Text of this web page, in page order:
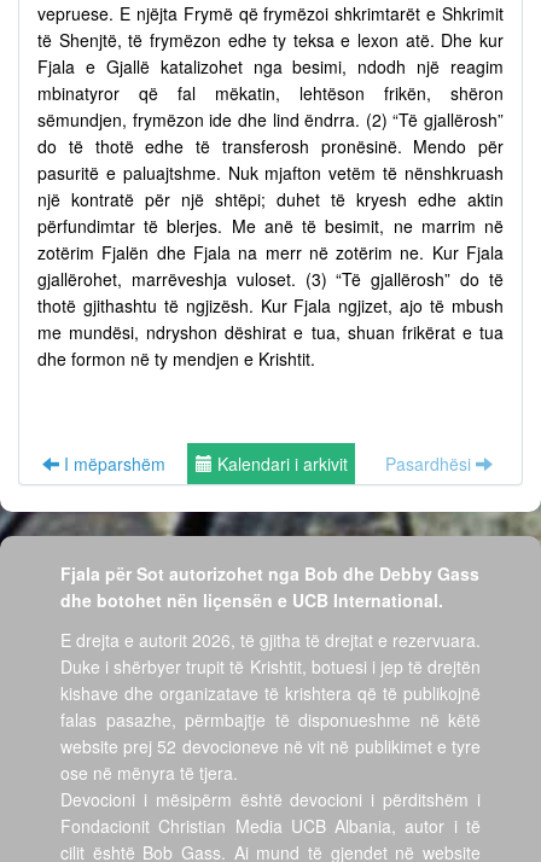
vepruese. E njëjta Frymë që frymëzoi shkrimtarët e Shkrimit
të Shenjtë, të frymëzon edhe ty teksa e lexon atë. Dhe kur
Fjala e Gjallë katalizohet nga besimi, ndodh një reagim
mbinatyror që fal mëkatin, lehtëson frikën, shëron
sëmundjen, frymëzon ide dhe lind ëndrra. (2) “Të gjallërosh”
do të thotë edhe të transferosh pronësinë. Mendo për
pasuritë e paluajtshme. Nuk mjafton vetëm të nënshkruash
një kontratë për një shtëpi; duhet të kryesh edhe aktin
përfundimtar të blerjes. Me anë të besimit, ne marrim në
zotërim Fjalën dhe Fjala na merr në zotërim ne. Kur Fjala
gjallërohet, marrëveshja vuloset. (3) “Të gjallërosh” do të
thotë gjithashtu të ngjizësh. Kur Fjala ngjizet, ajo të mbush
me mundësi, ndryshon dëshirat e tua, shuan frikërat e tua
dhe formon në ty mendjen e Krishtit.
I mëparshëm Kalendari i arkivit Pasardhësi
Fjala për Sot autorizohet nga Bob dhe Debby Gass
dhe botohet nën liçensën e UCB International.
E drejta e autorit 2026, të gjitha të drejtat e rezervuara.
Duke i shërbyer trupit të Krishtit, botuesi i jep të drejtën
kishave dhe organizatave të krishtera që të publikojnë
falas pasazhe, përmbajtje të disponueshme në këtë
website prej 52 devocioneve në vit në publikimet e tyre
ose në mënyra të tjera.
Devocioni i mësipërm është devocioni i përditshëm i
Fondacionit Christian Media UCB Albania, autor i të
cilit është Bob Gass. Ai mund të gjendet në website